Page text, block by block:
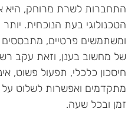
התחברות לשרת מרוחק, היא
הטכנולוגי בעת הנוכחית. יותר
ומשתמשים פרטיים,
של מחשוב בענן, וזאת עקב
חיסכון כלכלי, תפעול פשוט,
מתקדמים ואפשרות לשלוט על
זמן ובכל שעה.